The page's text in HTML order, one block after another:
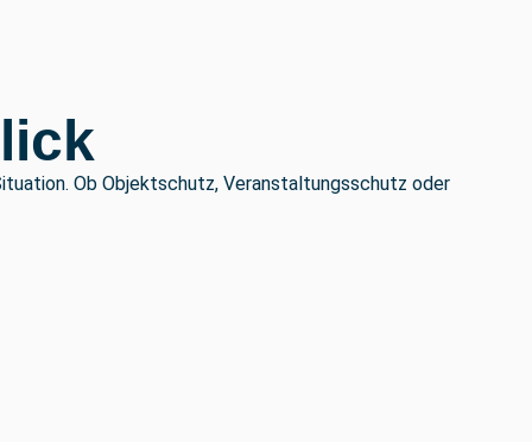
Ob Objektschutz, Veranstaltungsschutz oder